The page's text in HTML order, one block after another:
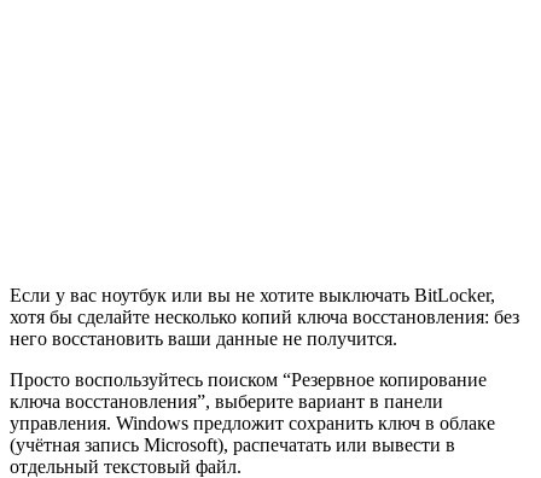
Если у вас ноутбук или вы не хотите выключать BitLocker,
хотя бы сделайте несколько копий ключа восстановления: без
него восстановить ваши данные не получится.
Просто воспользуйтесь поиском “Резервное копирование
ключа восстановления”, выберите вариант в панели
управления. Windows предложит сохранить ключ в облаке
(учётная запись Microsoft), распечатать или вывести в
отдельный текстовый файл.